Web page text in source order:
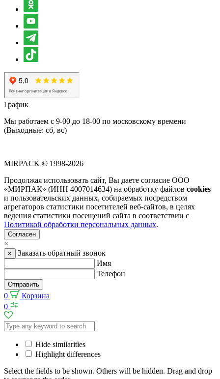
График
Мы работаем с 9-00 до 18-00 по московскому времени
(Выходные: сб, вс)
MIRPACK © 1998-2026
Продолжая использовать сайт, Вы даете согласие ООО
«МИРПАК» (ИНН 4007014634) на обработку файлов cookies
и пользовательских данных, собираемых посредством
агрегаторов статистики посетителей веб-сайтов, в целях
ведения статистики посещений сайта в соответствии с
Политикой обработки персональных данных.
Согласен
×
×
Заказать обратный звонок
Имя
Телефон
Отправить
0
Корзина
0
Hide similarities
Highlight differences
Select the fields to be shown. Others will be hidden. Drag and drop